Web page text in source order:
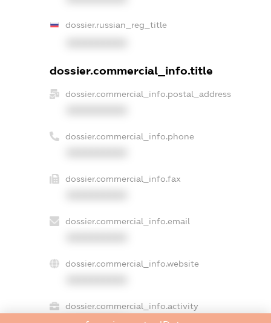
dossier.russian_reg_title
dossier.commercial_info.title
dossier.commercial_info.postal_address
dossier.commercial_info.phone
dossier.commercial_info.fax
dossier.commercial_info.email
dossier.commercial_info.website
dossier.commercial_info.activity